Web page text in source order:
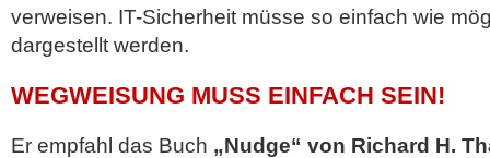
verweisen. IT-Sicherheit müsse so einfach wie
dargestellt werden.
WEGWEISUNG MUSS EINFACH SEIN!
Er empfahl das Buch „Nudge“ von Richard H.